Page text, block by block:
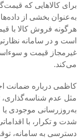
برای کالاهایی که
به‌عنوان بخشی از
هرگونه فروش کالا با
است و در سامانه
غیرمجاز قیمت و
می‌کند.
کاظمی درباره ضمانت
مثل عدم شناسه‌گذاری،
به‌روزرسانی موجودی
شدت و تکرار، با
دسترسی به سامانه،